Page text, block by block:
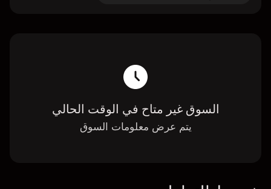
السوق غير متاح في الوقت الحالي
يتم عرض معلومات السوق